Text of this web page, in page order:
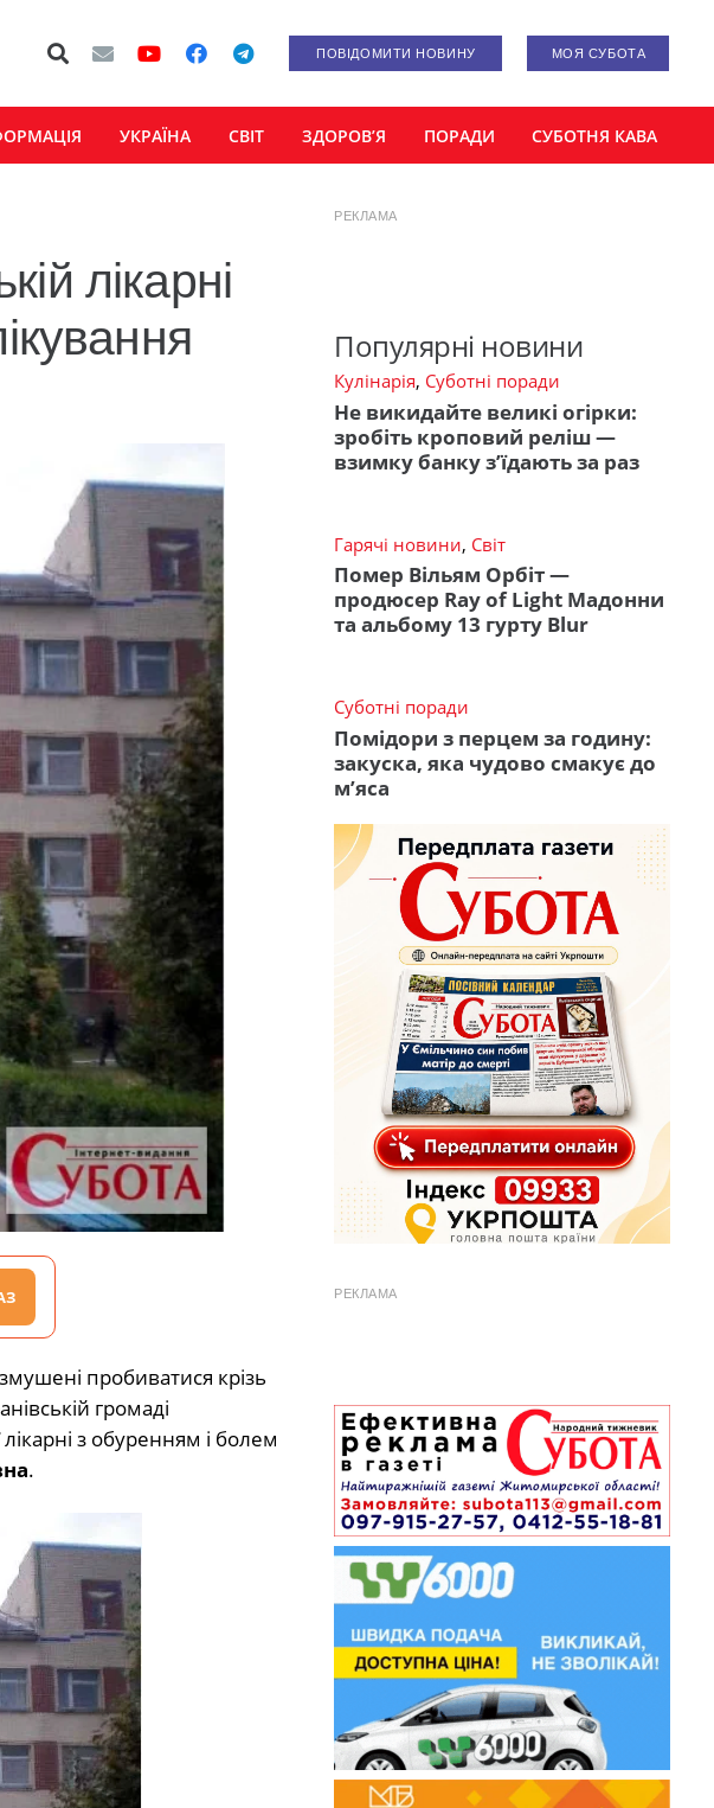
ПОВІДОМИТИ НОВИНУ МОЯ СУБОТА
УКРАЇНА СВІТ ЗДОРОВ’Я ПОРАДИ СУБОТНЯ КАВА
лікарні
пробиватися крізь
громаді
з обуренням і болем
.
РЕКЛАМА
Популярні новини
Кулінарія, Суботні поради
Не викидайте великі огірки:
зробіть кроповий реліш —
взимку банку з’їдають за раз
Гарячі новини, Світ
Помер Вільям Орбіт —
продюсер Ray of Light Мадонни
та альбому 13 гурту Blur
Суботні поради
Помідори з перцем за годину:
закуска, яка чудово смакує до
м’яса
РЕКЛАМА